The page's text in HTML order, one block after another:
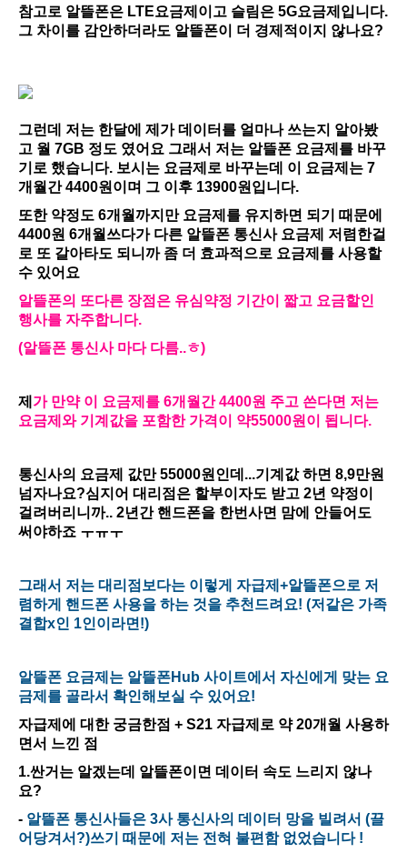
참고로 알뜰폰은 LTE요금제이고 슬림은 5G요금제입니다.
그 차이를 감안하더라도 알뜰폰이 더 경제적이지 않나요?
그런데 저는 한달에 제가 데이터를 얼마나 쓰는지 알아봤
고 월 7GB 정도 였어요 그래서 저는 알뜰폰 요금제를 바꾸
기로 했습니다. 보시는 요금제로 바꾸는데 이 요금제는 7
개월간 4400원이며 그 이후 13900원입니다.
또한 약정도 6개월까지만 요금제를 유지하면 되기 때문에
4400원 6개월쓰다가 다른 알뜰폰 통신사 요금제 저렴한걸
로 또 갈아타도 되니까 좀 더 효과적으로 요금제를 사용할
수 있어요
알뜰폰의 또다른 장점은 유심약정 기간이 짧고 요금할인
행사를 자주합니다.
(알뜰폰 통신사 마다 다름..ㅎ)
제 가 만약 이 요금제를 6개월간 4400원 주고 쓴다면 저는
요금제와 기계값을 포함한 가격이 약55000원이 됩니다.
통신사의 요금제 값만 55000원인데...기계값 하면 8,9만원
넘자나요?심지어 대리점은 할부이자도 받고 2년 약정이
걸려버리니까.. 2년간 핸드폰을 한번사면 맘에 안들어도
써야하죠 ㅜㅠㅜ
그래서 저는 대리점보다는 이렇게 자급제+알뜰폰으로 저
렴하게 핸드폰 사용을 하는 것을 추천드려요! (저같은 가족
결합x인 1인이라면!)
알뜰폰 요금제는 알뜰폰Hub 사이트에서 자신에게 맞는 요
금제를 골라서 확인해보실 수 있어요!
자급제에 대한 궁금한점 + S21 자급제로 약 20개월 사용하
면서 느낀 점
1.싼거는 알겠는데 알뜰폰이면 데이터 속도 느리지 않나
요?
- 알뜰폰 통신사들은 3사 통신사의 데이터 망을 빌려서 (끌
어당겨서?)쓰기 때문에 저는 전혀 불편함 없었습니다 !